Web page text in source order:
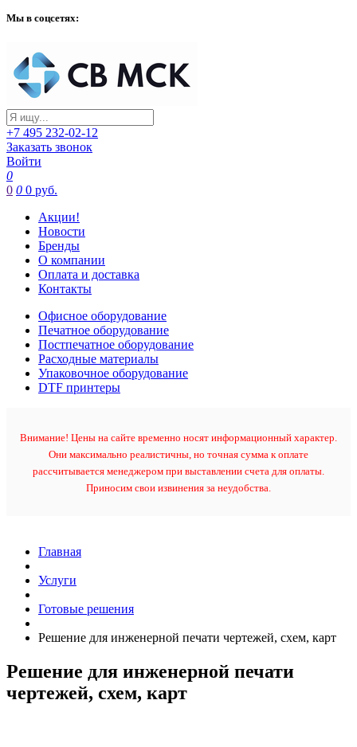
Мы в соцсетях:
+7 495 232-02-12
Заказать звонок
Войти
0
0 0 0 руб.
Акции!
Новости
Бренды
О компании
Оплата и доставка
Контакты
Офисное оборудование
Печатное оборудование
Постпечатное оборудование
Расходные материалы
Упаковочное оборудование
DTF принтеры
Внимание! Цены на сайте временно носят информационный характер.
Они максимально реалистичны, но точная сумма к оплате
рассчитывается менеджером при выставлении счета для оплаты.
Приносим свои извинения за неудобства.
Главная
Услуги
Готовые решения
Решение для инженерной печати чертежей, схем, карт
Решение для инженерной печати
чертежей, схем, карт